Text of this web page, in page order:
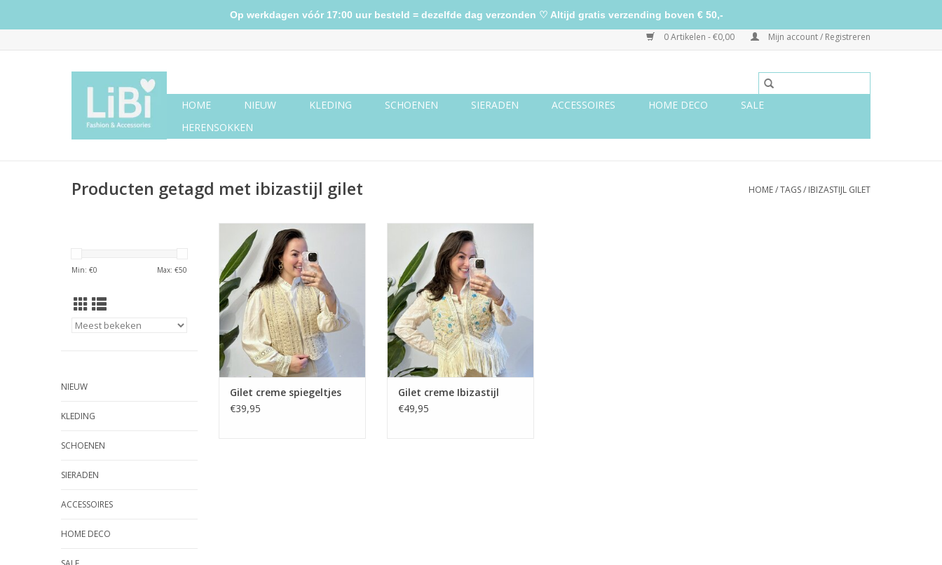
0 Artikelen - €0,00 Mijn account / Registreren
HOME NIEUW KLEDING SCHOENEN SIERADEN ACCESSOIRES HOME DECO
SALE
HERENSOKKEN
Producten getagd met ibizastijl gilet HOME/TAGS/ IBIZASTIJL GILET
Min: €0 Max: €50
NIEUW
KLEDING
SCHOENEN
SIERADEN
ACCESSOIRES
HOME DECO
Gilet creme spiegeltjes
Gilet creme spiegeltjes
€39,95
Gilet creme Ibizastijl
Gilet creme Ibizastijl
€49,95
Op werkdagen vóór 17:00 uur besteld = dezelfde dag verzonden ♡ Altijd gratis verzending boven € 50,-